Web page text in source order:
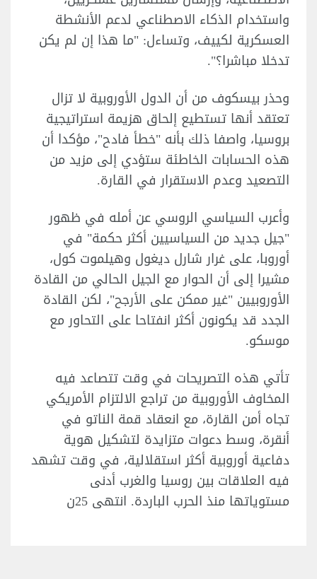
واستخدام الذكاء الاصطناعي لدعم الأنشطة
العسكرية لكييف، وتساءل: "ما هذا إن لم يكن
تدخلا مباشرا؟".
وحذر بيسكوف من أن الدول الأوروبية لا تزال
تعتقد أنها تستطيع إلحاق هزيمة استراتيجية
بروسيا، واصفا ذلك بأنه "خطأ فادح"، مؤكدا أن
هذه الحسابات الخاطئة ستؤدي إلى مزيد من
التصعيد وعدم الاستقرار في القارة.
وأعرب السياسي الروسي عن أمله في ظهور
"جيل جديد من السياسيين أكثر حكمة" في
أوروبا، على غرار شارل ديغول وهيلموت كول،
مشيرا إلى أن الحوار مع الجيل الحالي من القادة
الأوروبيين "غير ممكن على الأرجح"، لكن القادة
الجدد قد يكونون أكثر انفتاحا على التحاور مع
موسكو.
تأتي هذه التصريحات في وقت تتصاعد فيه
المخاوف الأوروبية من تراجع الالتزام الأمريكي
تجاه أمن القارة، مع انعقاد قمة الناتو في
أنقرة، وسط دعوات متزايدة لتشكيل هوية
دفاعية أوروبية أكثر استقلالية، في وقت تشهد
فيه العلاقات بين روسيا والغرب أدنى
مستوياتها منذ الحرب الباردة. انتهى 25ن